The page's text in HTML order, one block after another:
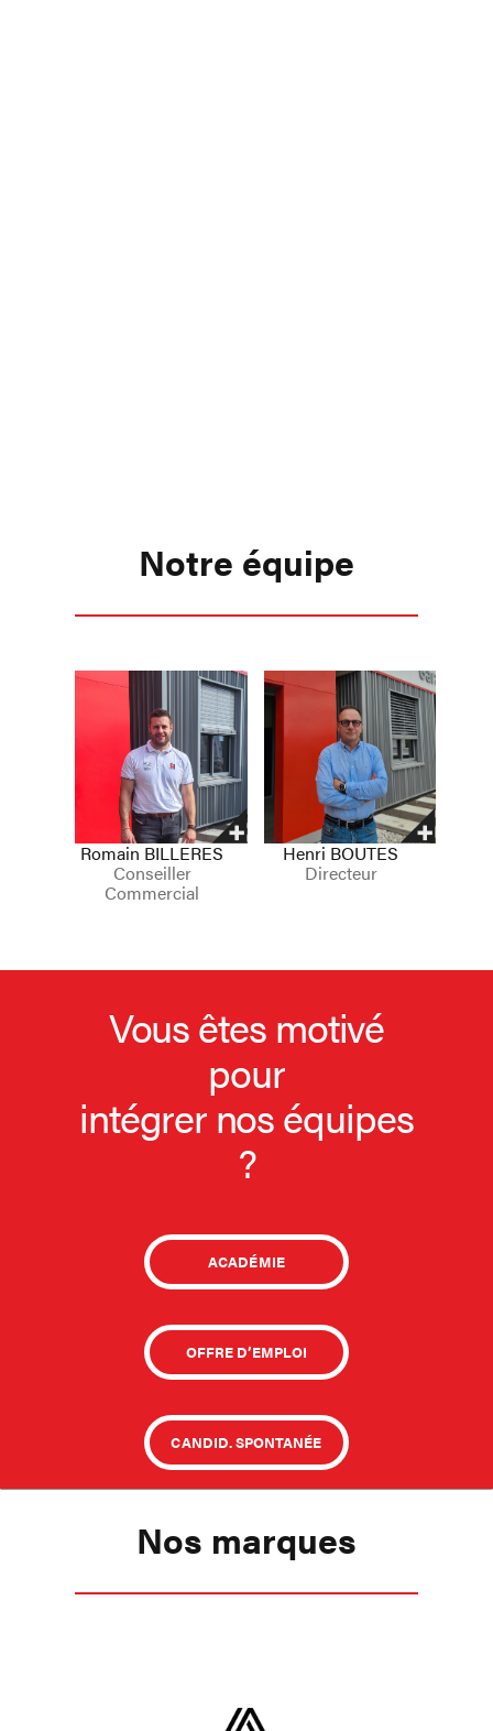
Notre équipe
Romain BILLERES
Conseiller
Commercial
Henri BOUTES
Directeur
Vous êtes motivé
pour
intégrer nos équipes
?
ACADÉMIE
OFFRE D’EMPLOI
CANDID. SPONTANÉE
Nos marques